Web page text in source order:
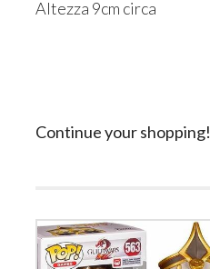
Altezza 9cm circa
Continue your shopping!